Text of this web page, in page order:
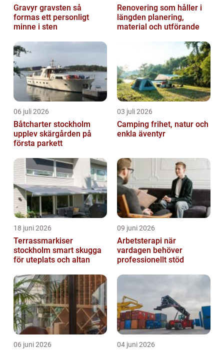
Gravyr gravsten så
formas ett personligt
minne i sten
Renovering som håller i
längden planering,
material och utförande
06 juli 2026
Båtcharter stockholm
upplev skärgården på
första parkett
03 juli 2026
Camping frihet, natur och
enkla äventyr
18 juni 2026
Terrassmarkiser
stockholm smart skugga
för uteplats och altan
09 juni 2026
Arbetsterapi när
vardagen behöver
professionellt stöd
06 juni 2026 04 juni 2026